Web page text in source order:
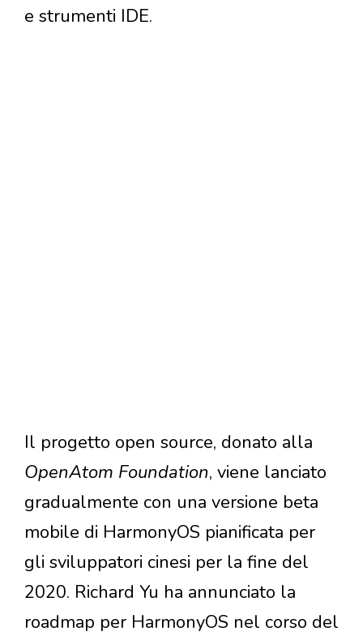
e strumenti IDE.
Il progetto open source, donato alla
OpenAtom Foundation, viene lanciato
gradualmente con una versione beta
mobile di HarmonyOS pianificata per
gli sviluppatori cinesi per la fine del
2020. Richard Yu ha annunciato la
roadmap per HarmonyOS nel corso del